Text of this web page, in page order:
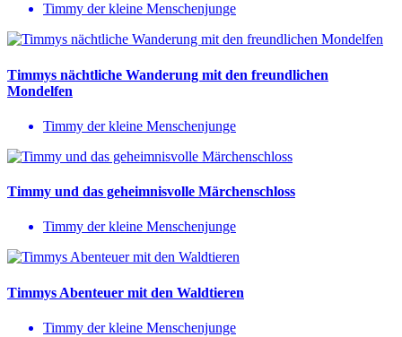
Timmy der kleine Menschenjunge
Timmys nächtliche Wanderung mit den freundlichen
Mondelfen
Timmy der kleine Menschenjunge
Timmy und das geheimnisvolle Märchenschloss
Timmy der kleine Menschenjunge
Timmys Abenteuer mit den Waldtieren
Timmy der kleine Menschenjunge